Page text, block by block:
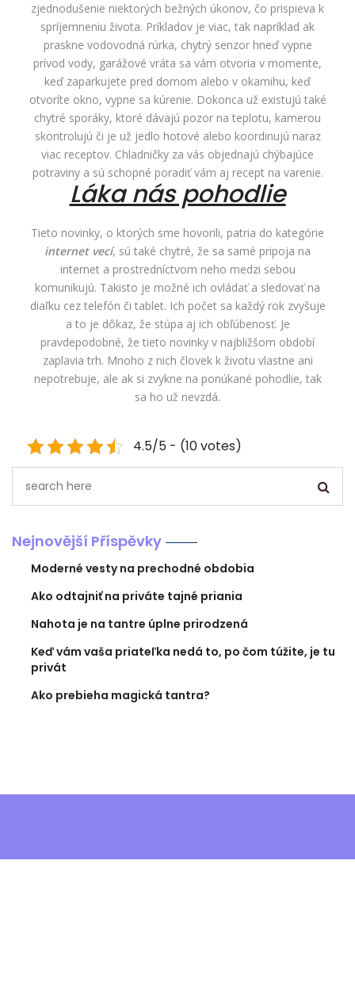
zjednodušenie niektorých bežných úkonov, čo prispieva k
spríjemneniu života. Príkladov je viac, tak napríklad ak
praskne vodovodná rúrka, chytrý senzor hneď vypne
prívod vody, garážové vráta sa vám otvoria v momente,
keď zaparkujete pred domom alebo v okamihu, keď
otvoríte okno, vypne sa kúrenie. Dokonca už existujú také
chytré sporáky, ktoré dávajú pozor na teplotu, kamerou
skontrolujú či je už jedlo hotové alebo koordinujú naraz
viac receptov. Chladničky za vás objednajú chýbajúce
potraviny a sú schopné poradiť vám aj recept na varenie.
Láka nás pohodlie
Tieto novinky, o ktorých sme hovorili, patria do kategórie
internet vecí, sú také chytré, že sa samé pripoja na
internet a prostredníctvom neho medzi sebou
komunikujú. Takisto je možné ich ovládať a sledovať na
diaľku cez telefón či tablet. Ich počet sa každý rok zvyšuje
a to je dôkaz, že stúpa aj ich obľúbenosť. Je
pravdepodobné, že tieto novinky v najbližšom období
zaplavia trh. Mnoho z nich človek k životu vlastne ani
nepotrebuje, ale ak si zvykne na ponúkané pohodlie, tak
sa ho už nevzdá.
4.5/5 - (10 votes)
Nejnovější Příspěvky
Moderné vesty na prechodné obdobia
Ako odtajniť na priváte tajné priania
Nahota je na tantre úplne prirodzená
Keď vám vaša priateľka nedá to, po čom túžite, je tu
privát
Ako prebieha magická tantra?